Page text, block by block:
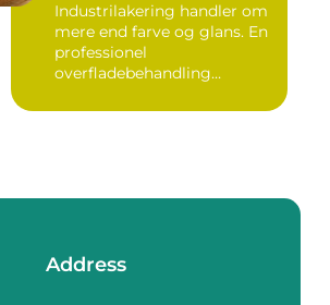
Industrilakering handler om
mere end farve og glans. En
professionel
overfladebehandling
Address